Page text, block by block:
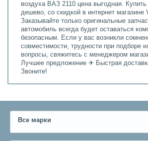
воздуха ВАЗ 2110 цена выгодная. Купить
дешево, со скидкой в интернет магазине
Заказывайте только оригинальные
автомобиль всегда будет оставаться
безопасным. Если у вас возникли
совместимости, трудности при подборе
вопросы, свяжитесь с менеджером
Лучшее предложение ✈ Быстрая
Звоните!
Все марки